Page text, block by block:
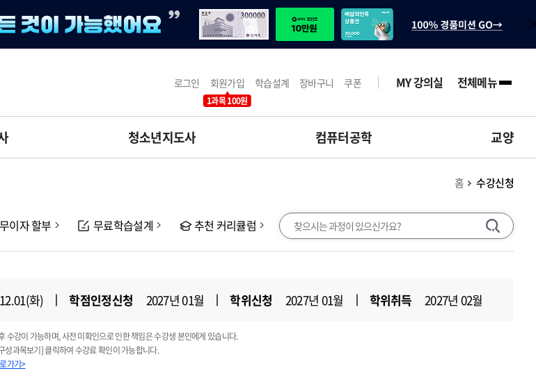
로그인 회원가입
1과목 100원
학습설계 장바구니 쿠폰 MY 강의실 전체메뉴
청소년지도사 컴퓨터공학 교양
홈 수강신청
이자 할부 무료학습설계 추천 커리큘럼 과정 검색
검색
화) 학점인정신청 2027년 01월 학위신청 2027년 01월 학위취득 2027년 02월
강이 가능하며, 사전 미확인으로 인한 책임은 수강생 본인에게 있습니다.
과목보기] 클릭하여 수강료 확인이 가능합니다.
가기>